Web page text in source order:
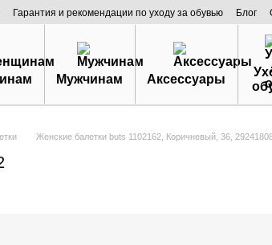
Гарантия и рекомендации по уходу за обувью Блог
Мужчинам Аксессуары
Женские балетки buts 1102162, Коричневый, 36,